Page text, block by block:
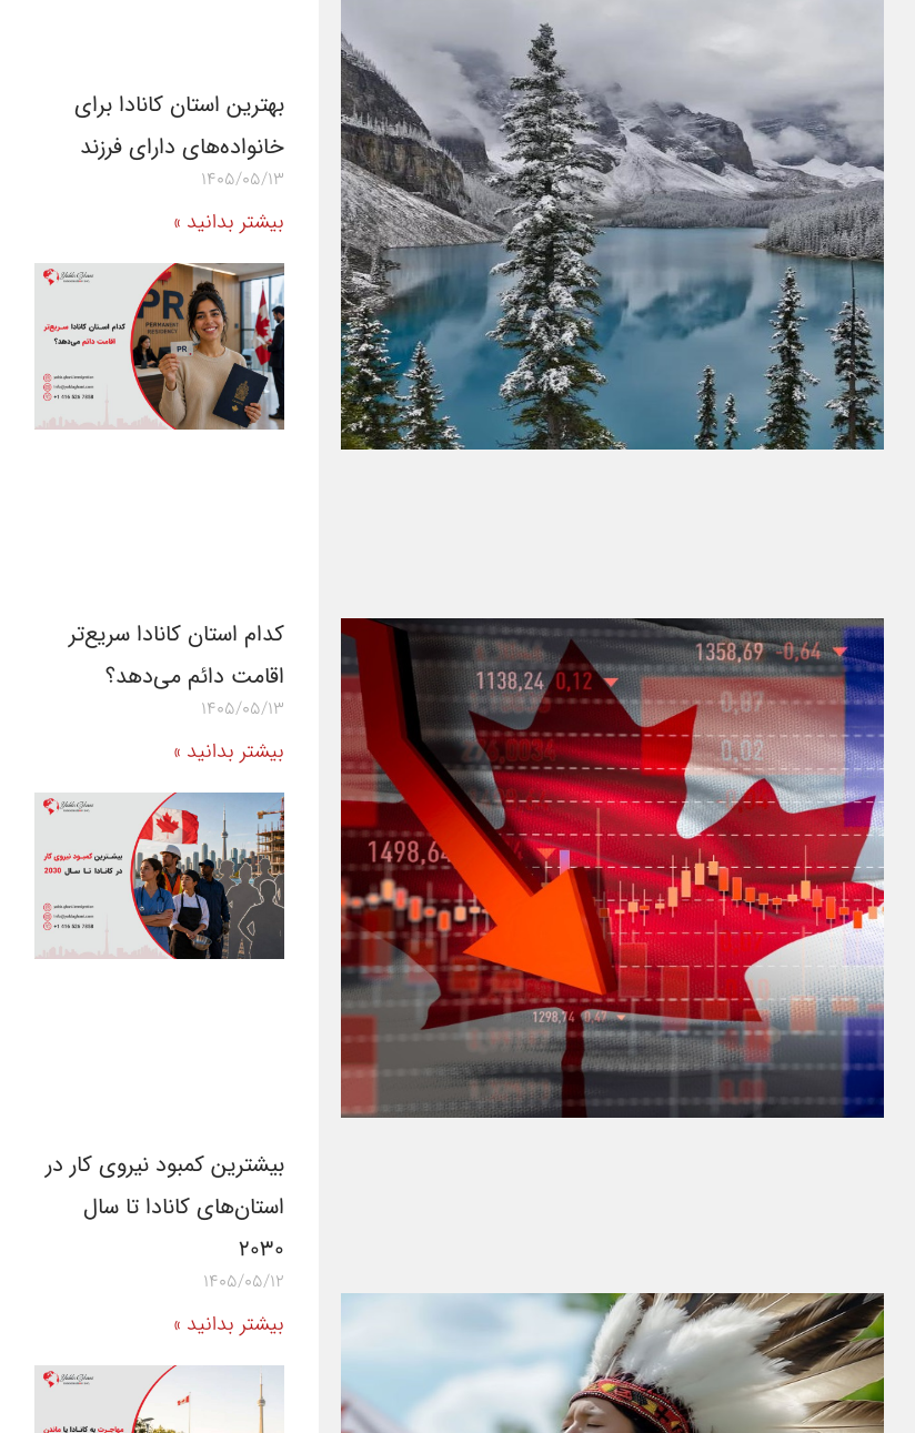
بهترین استان کانادا برای
خانواده‌های دارای فرزند
1405/05/13
بیشتر بدانید »
کدام استان کانادا سریع‌تر
اقامت دائم می‌دهد؟
1405/05/13
بیشتر بدانید »
بیشترین کمبود نیروی کار در
استان‌های کانادا تا سال
۲۰۳۰
1405/05/12
بیشتر بدانید »